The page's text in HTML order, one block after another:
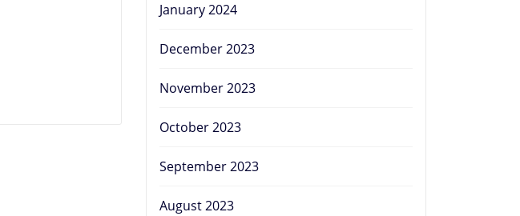
January 2024
December 2023
November 2023
October 2023
September 2023
August 2023